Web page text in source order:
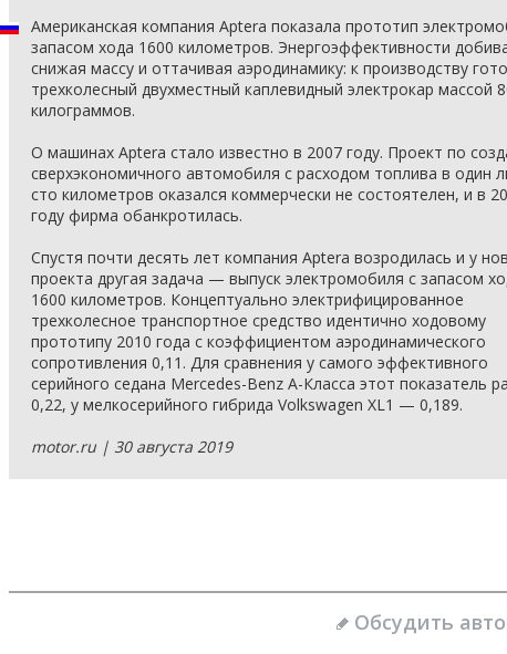
Американская компания Aptera показала прототип
запасом хода 1600 километров. Энергоэффективности
снижая массу и оттачивая аэродинамику: к производству
трехколесный двухместный каплевидный электрокар массой
килограммов.
О машинах Aptera стало известно в 2007 году. Проект по
сверхэкономичного автомобиля с расходом топлива в один
сто километров оказался коммерчески не состоятелен, и в
году фирма обанкротилась.
Спустя почти десять лет компания Aptera возродилась и у
проекта другая задача — выпуск электромобиля с запасом
1600 километров. Концептуально электрифицированное
трехколесное транспортное средство идентично ходовому
прототипу 2010 года с коэффициентом аэродинамического
сопротивления 0,11. Для сравнения у самого эффективного
серийного седана Mercedes-Benz A-Класса этот показатель
0,22, у мелкосерийного гибрида Volkswagen XL1 — 0,189.
motor.ru | 30 августа 2019
Обсудить